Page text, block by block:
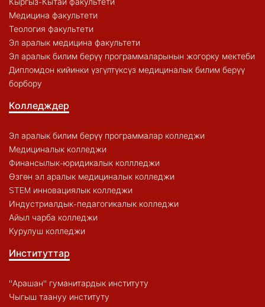
Медицина факультети
Теология факультети
Эл аралык медицина факультети
Эл аралык билим берүү программаларынын жогорку мектеби
Дипломдон кийинки үзгүлтүксүз медициналык билим берүү
борбору
Колледждер
Эл аралык билим берүү программалар колледжи
Медициналык колледжи
Финансылык-юридикалык коллледжи
Өзгөн эл аралык медициналык колледжи
STEM инновациялык колледжи
Индустриалдык-педагогикалык колледжи
Айыл чарба колледжи
Курулуш колледжи
Институттар
"Арашан" гуманитардык институту
Чыгыш таануу институту